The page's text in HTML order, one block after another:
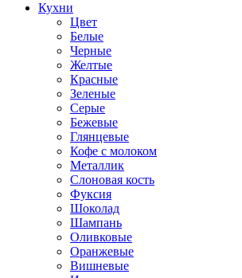
Кухни
Цвет
Белые
Черные
Желтые
Красные
Зеленые
Серые
Бежевые
Глянцевые
Кофе с молоком
Металлик
Слоновая кость
Фуксия
Шоколад
Шампань
Оливковые
Оранжевые
Вишневые